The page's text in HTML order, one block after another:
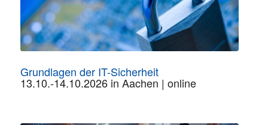
Grundlagen der IT-Sicherheit
13.10.-14.10.2026 in Aachen | online